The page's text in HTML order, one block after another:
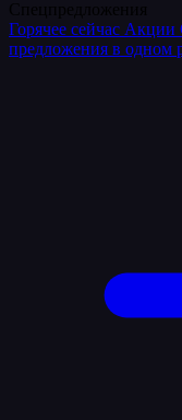
Горячее сейчас Акции
предложения в одном